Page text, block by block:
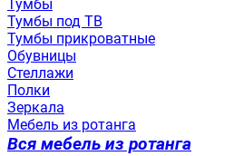
Тумбы
Тумбы под ТВ
Тумбы прикроватные
Обувницы
Стеллажи
Полки
Зеркала
Мебель из ротанга
Вся мебель из ротанга